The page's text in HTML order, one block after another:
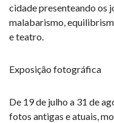
cidade presenteando os
malabarismo,
e teatro.
Exposição fotográfica
De 19 de julho a 31 de
fotos antigas e atuais,